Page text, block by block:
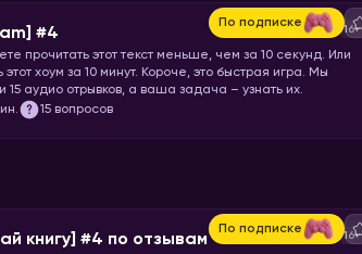
По подписке
#4 16+
прочитать этот текст меньше, чем за 10 секунд. Или
этот хоум за 10 минут. Короче, это быстрая игра. Мы
15 аудио отрывков, а ваша задача – узнать их.
15 вопросов
По подписке
книгу] #4 по отзывам 16+